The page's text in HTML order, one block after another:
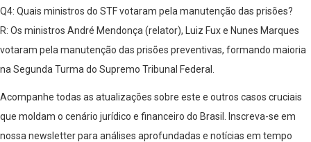
Q4: Quais ministros do STF votaram pela manutenção das prisões?
R: Os ministros André Mendonça (relator), Luiz Fux e Nunes Marques
votaram pela manutenção das prisões preventivas, formando maioria
na Segunda Turma do Supremo Tribunal Federal.
Acompanhe todas as atualizações sobre este e outros casos cruciais
que moldam o cenário jurídico e financeiro do Brasil. Inscreva-se em
nossa newsletter para análises aprofundadas e notícias em tempo